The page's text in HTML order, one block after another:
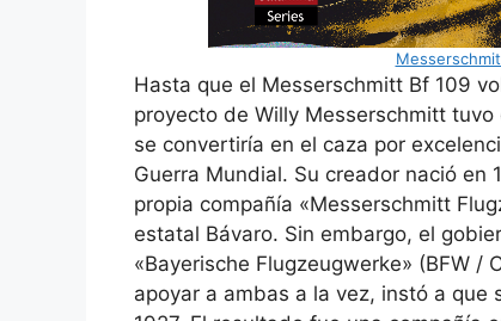
Hasta que el Messerschmitt Bf 109
proyecto de Willy Messerschmitt
se convertiría en el caza por
Guerra Mundial. Su creador nació en
propia compañía «Messerschmitt
estatal Bávaro. Sin embargo, el
«Bayerische Flugzeugwerke» (BFW /
apoyar a ambas a la vez, instó a que